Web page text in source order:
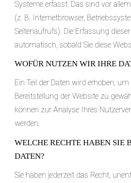
Systeme erfasst. Das sind vor
(z. B. Internetbrowser,
Seitenaufrufs). Die Erfassung
automatisch, sobald Sie diese
WOFÜR NUTZEN WIR IHRE
Ein Teil der Daten wird erhoben, um
Bereitstellung der Website zu
können zur Analyse Ihres
werden.
WELCHE RECHTE HABEN SIE
DATEN?
Sie haben jederzeit das Recht,